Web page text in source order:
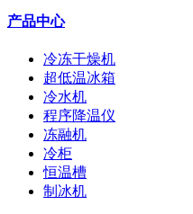
产品中心
冷冻干燥机
超低温冰箱
冷水机
程序降温仪
冻融机
冷柜
恒温槽
制冰机